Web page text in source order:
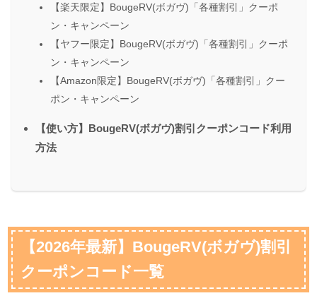
【楽天限定】BougeRV(ボガヴ)「各種割引」クーポ
ン・キャンペーン
【ヤフー限定】BougeRV(ボガヴ)「各種割引」クーポ
ン・キャンペーン
【Amazon限定】BougeRV(ボガヴ)「各種割引」クー
ポン・キャンペーン
【使い方】BougeRV(ボガヴ)割引クーポンコード利用
方法
【2026年最新】BougeRV(ボガヴ)割引
クーポンコード一覧